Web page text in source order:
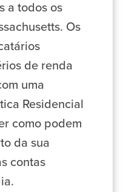
a todos os
Os
de renda
uma
Residencial
como podem
da sua
contas